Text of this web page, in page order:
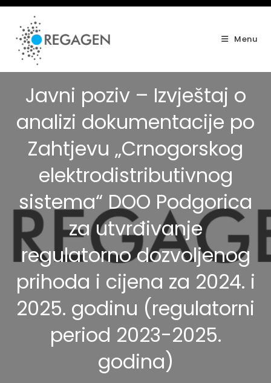
Skip
content
Menu
Javni poziv – Izvještaj o
analizi dokumentacije po
Zahtjevu „Crnogorskog
elektrodistributivnog
sistema“ DOO Podgorica
za utvrđivanje
regulatorno dozvoljenog
prihoda i cijena za 2024. i
2025. godinu (regulatorni
period 2023-2025.
godina)